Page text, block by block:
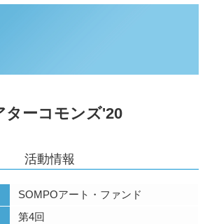
ターコモンズ'20
活動情報
SOMPOアート・ファンド
第4回